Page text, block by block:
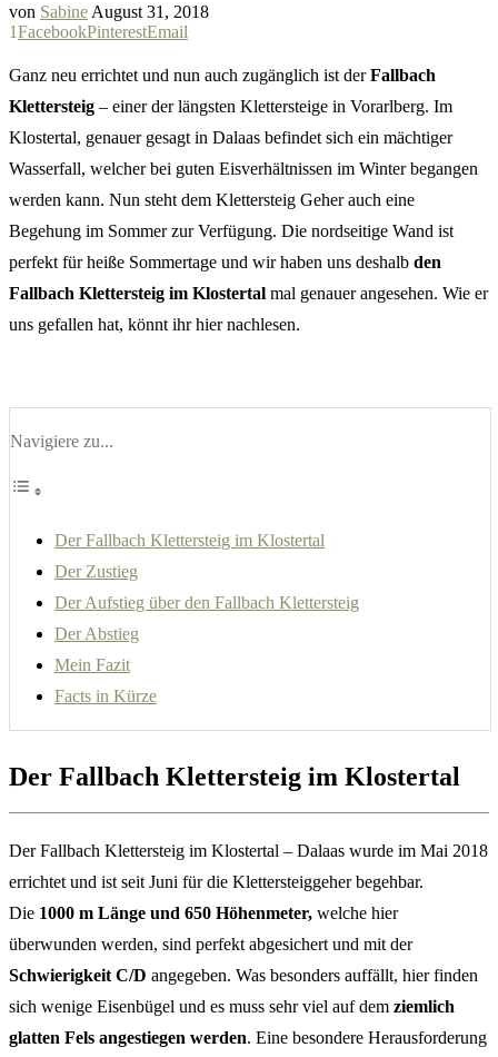
von Sabine August 31, 2018
1FacebookPinterestEmail
Ganz neu errichtet und nun auch zugänglich ist derFallbach
Klettersteig – einer der längsten Klettersteige in Vorarlberg. Im
Klostertal, genauer gesagt in Dalaas befindet sich ein mächtiger
Wasserfall, welcher bei guten Eisverhältnissen im Winter begangen
werden kann. Nun steht dem Klettersteig Geher auch eine
Begehung im Sommer zur Verfügung. Die nordseitige Wand ist
perfekt für heiße Sommertage und wir haben uns deshalb den
Fallbach Klettersteig im Klostertal mal genauer angesehen. Wie er
uns gefallen hat, könnt ihr hier nachlesen.
Navigiere zu...
Der Fallbach Klettersteig im Klostertal
Der Zustieg
Der Aufstieg über den Fallbach Klettersteig
Der Abstieg
Mein Fazit
Facts in Kürze
Der Fallbach Klettersteig im Klostertal
Der Fallbach Klettersteig im Klostertal – Dalaas wurde im Mai 2018
errichtet und ist seit Juni für die Klettersteiggeher begehbar.
Die 1000 m Länge und 650 Höhenmeter, welche hier
überwunden werden, sind perfekt abgesichert und mit der
Schwierigkeit C/D angegeben. Was besonders auffällt, hier finden
sich wenige Eisenbügel und es muss sehr viel auf dem ziemlich
glatten Fels angestiegen werden. Eine besondere Herausforderung